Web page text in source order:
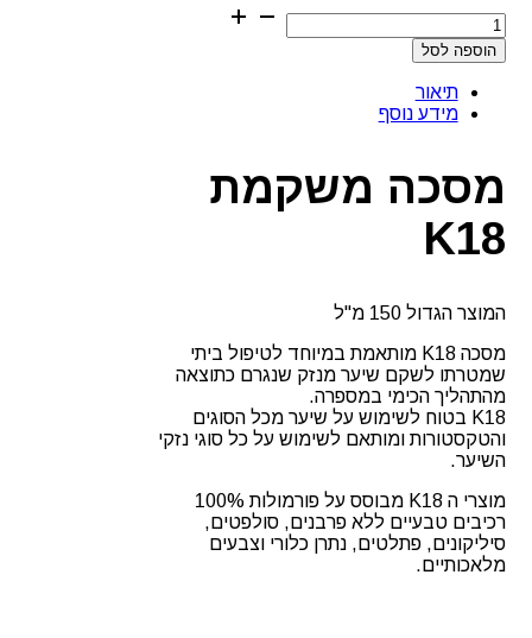
היה:
₪699.00.
הוא:
₪499.00.
כמות
של
מסכה
K18
כמות
הוספה לסל
תיאור
מידע נוסף
מסכה משקמת
K18
המוצר הגדול 150 מ"ל
מסכה K18 מותאמת במיוחד לטיפול ביתי
שמטרתו לשקם שיער מנזק שנגרם כתוצאה
מהתהליך הכימי במספרה.
K18 בטוח לשימוש על שיער מכל הסוגים
והטקסטורות ומותאם לשימוש על כל סוגי נזקי
השיער.
מוצרי ה K18 מבוסס על פורמולות 100%
רכיבים טבעיים ללא פרבנים, סולפטים,
סיליקונים, פתלטים, נתרן כלורי וצבעים
מלאכותיים.